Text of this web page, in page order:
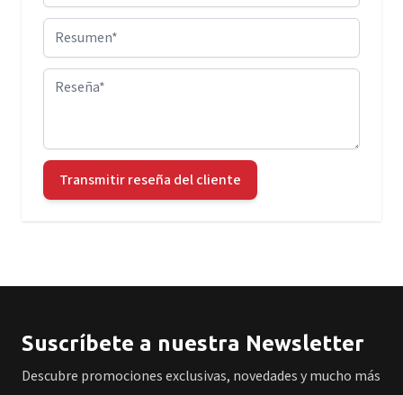
Resumen
Reseña
Transmitir reseña del cliente
Suscríbete a nuestra Newsletter
Descubre promociones exclusivas, novedades y mucho más